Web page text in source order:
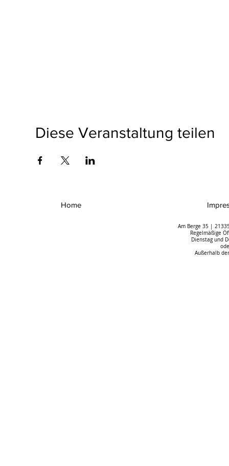
Diese Veranstaltung teilen
Home
Am Berge 35 |
Regelmäßige
Dienstag und
Außerhalb